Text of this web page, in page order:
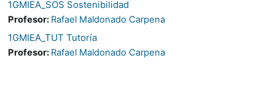
1GMIEA_SOS Sostenibilidad
Profesor: Rafael Maldonado Carpena
1GMIEA_TUT Tutoría
Profesor: Rafael Maldonado Carpena